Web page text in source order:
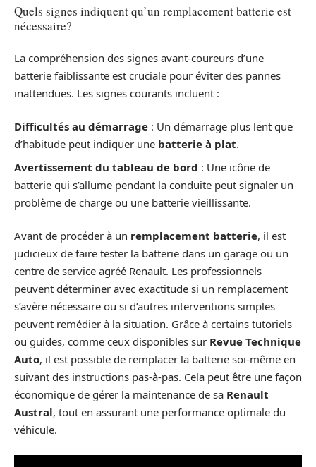
Quels signes indiquent qu’un remplacement batterie est
nécessaire?
La compréhension des signes avant-coureurs d’une
batterie faiblissante est cruciale pour éviter des pannes
inattendues. Les signes courants incluent :
Difficultés au démarrage : Un démarrage plus lent que
d’habitude peut indiquer une batterie à plat.
Avertissement du tableau de bord : Une icône de
batterie qui s’allume pendant la conduite peut signaler un
problème de charge ou une batterie vieillissante.
Avant de procéder à un remplacement batterie, il est
judicieux de faire tester la batterie dans un garage ou un
centre de service agréé Renault. Les professionnels
peuvent déterminer avec exactitude si un remplacement
s’avère nécessaire ou si d’autres interventions simples
peuvent remédier à la situation. Grâce à certains tutoriels
ou guides, comme ceux disponibles sur Revue Technique
Auto, il est possible de remplacer la batterie soi-même en
suivant des instructions pas-à-pas. Cela peut être une façon
économique de gérer la maintenance de sa Renault
Austral, tout en assurant une performance optimale du
véhicule.